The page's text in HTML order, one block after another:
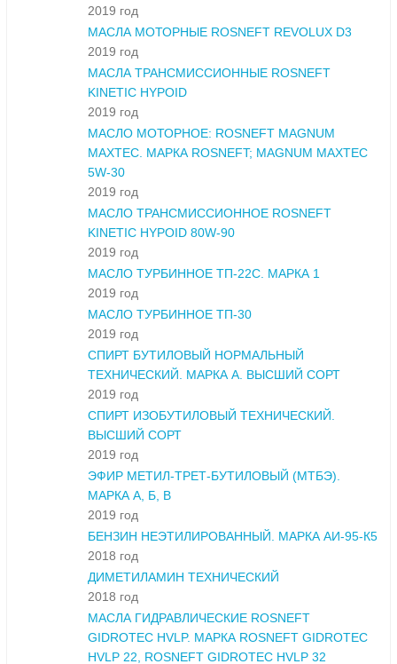
2019 год
МАСЛА МОТОРНЫЕ ROSNEFT REVOLUX D3
2019 год
МАСЛА ТРАНСМИССИОННЫЕ ROSNEFT
KINETIC HYPOID
2019 год
МАСЛО МОТОРНОЕ: ROSNEFT MAGNUM
MAXTEC. МАРКА ROSNEFT; MAGNUM MAXTEC
5W-30
2019 год
МАСЛО ТРАНСМИССИОННОЕ ROSNEFT
KINETIC HYPOID 80W-90
2019 год
МАСЛО ТУРБИННОЕ ТП-22С. МАРКА 1
2019 год
МАСЛО ТУРБИННОЕ ТП-30
2019 год
СПИРТ БУТИЛОВЫЙ НОРМАЛЬНЫЙ
ТЕХНИЧЕСКИЙ. МАРКА А. ВЫСШИЙ СОРТ
2019 год
СПИРТ ИЗОБУТИЛОВЫЙ ТЕХНИЧЕСКИЙ.
ВЫСШИЙ СОРТ
2019 год
ЭФИР МЕТИЛ-ТРЕТ-БУТИЛОВЫЙ (МТБЭ).
МАРКА А, Б, В
2019 год
БЕНЗИН НЕЭТИЛИРОВАННЫЙ. МАРКА АИ-95-К5
2018 год
ДИМЕТИЛАМИН ТЕХНИЧЕСКИЙ
2018 год
МАСЛА ГИДРАВЛИЧЕСКИЕ ROSNEFT
GIDROTEC HVLP. МАРКА ROSNEFT GIDROTEC
HVLP 22, ROSNEFT GIDROTEC HVLP 32